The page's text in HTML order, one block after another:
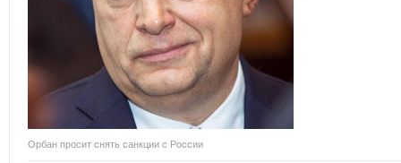
Орбан просит снять санкции с России